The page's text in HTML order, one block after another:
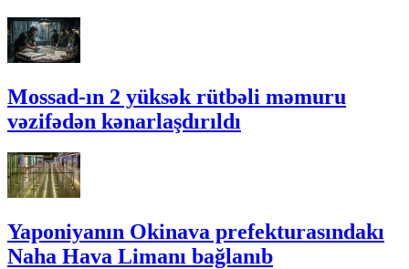
Mossad-ın 2 yüksək rütbəli məmuru
vəzifədən kənarlaşdırıldı
Yaponiyanın Okinava prefekturasındakı
Naha Hava Limanı bağlanıb